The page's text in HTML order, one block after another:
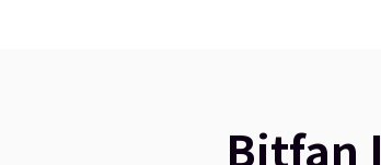
Bitfan